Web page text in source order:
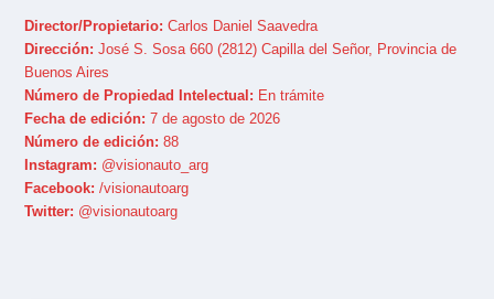
Director/Propietario: Carlos Daniel Saavedra
Dirección: José S. Sosa 660 (2812) Capilla del Señor, Provincia de
Buenos Aires
Número de Propiedad Intelectual: En trámite
Fecha de edición: 7 de agosto de 2026
Número de edición: 88
Instagram: @visionauto_arg
Facebook: /visionautoarg
Twitter: @visionautoarg